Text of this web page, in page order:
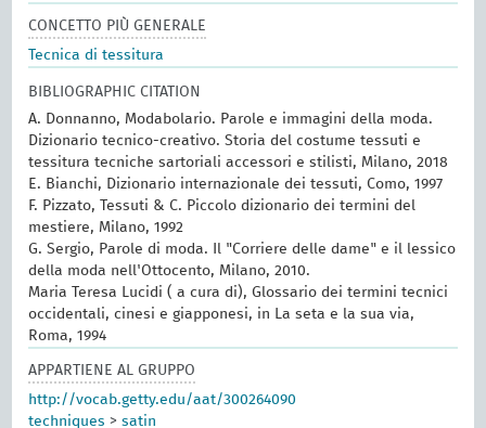
CONCETTO PIÙ GENERALE
Tecnica di tessitura
BIBLIOGRAPHIC CITATION
A. Donnanno, Modabolario. Parole e immagini della moda.
Dizionario tecnico-creativo. Storia del costume tessuti e
tessitura tecniche sartoriali accessori e stilisti, Milano, 2018
E. Bianchi, Dizionario internazionale dei tessuti, Como, 1997
F. Pizzato, Tessuti & C. Piccolo dizionario dei termini del
mestiere, Milano, 1992
G. Sergio, Parole di moda. Il "Corriere delle dame" e il lessico
della moda nell'Ottocento, Milano, 2010.
Maria Teresa Lucidi ( a cura di), Glossario dei termini tecnici
occidentali, cinesi e giapponesi, in La seta e la sua via,
Roma, 1994
APPARTIENE AL GRUPPO
http://vocab.getty.edu/aat/300264090
techniques >satin